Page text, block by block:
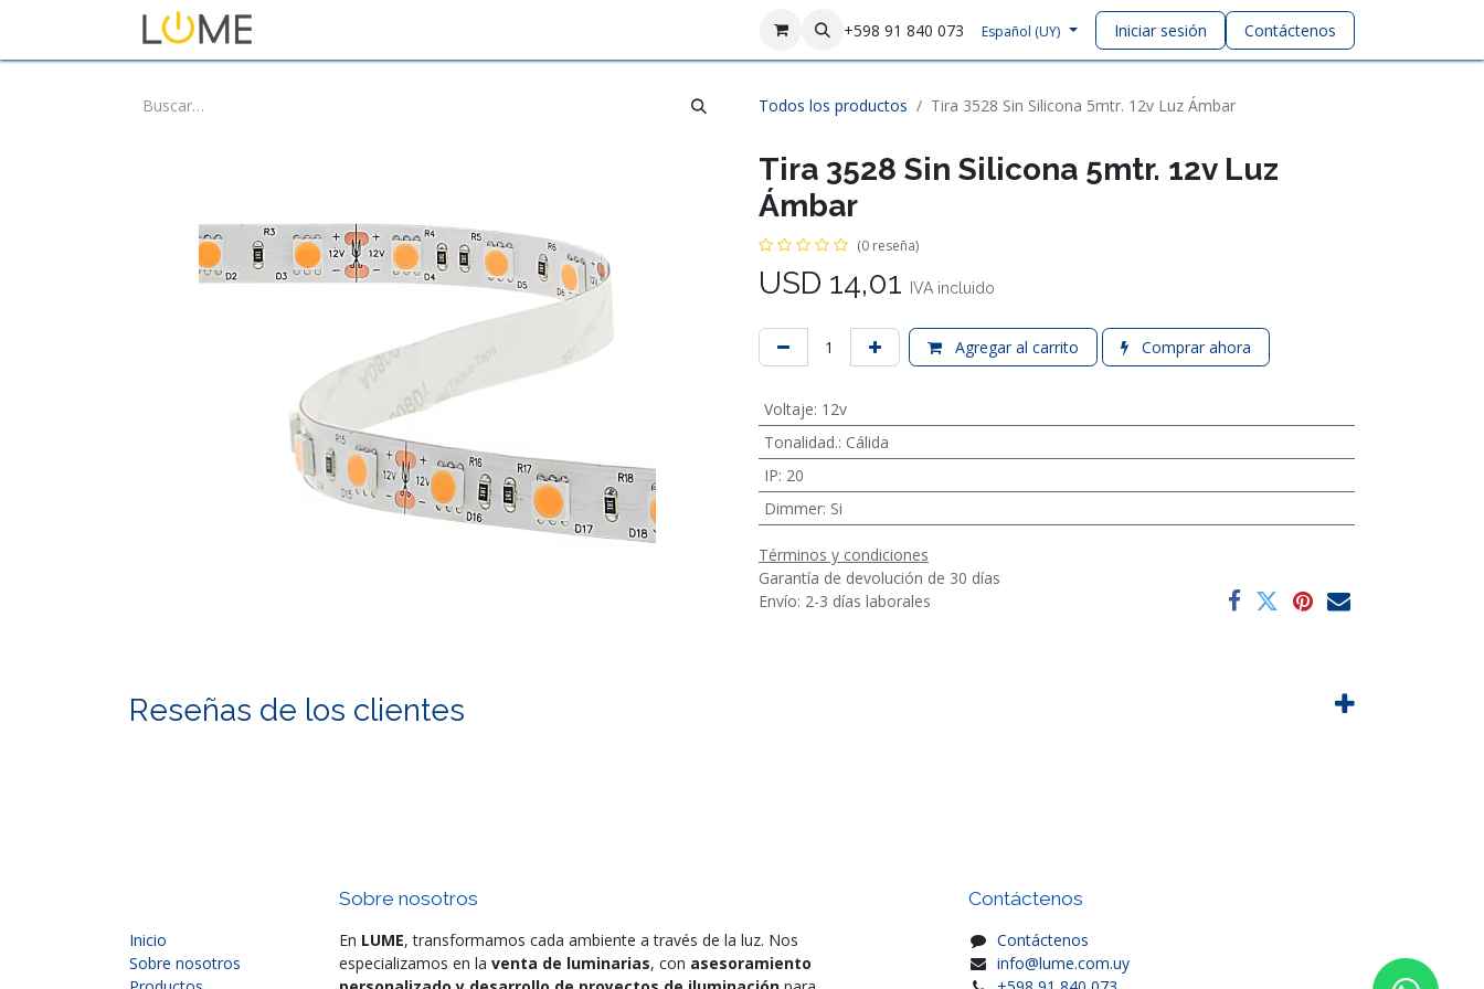
+598 91 840 073 Español (UY) Iniciar sesión Contáctenos
Todos los productos Tira 3528 Sin Silicona 5mtr. 12v Luz Ámbar
Tira 3528 Sin Silicona 5mtr. 12v Luz
Ámbar
(0 reseña)
USD 14,01 IVA incluido
Agregar al carrito Comprar ahora
Voltaje: 12v
Tonalidad.: Cálida
IP: 20
Dimmer: Si
Términos y condiciones
Garantía de devolución de 30 días
Envío: 2-3 días laborales
Reseñas de los clientes
Inicio
Sobre nosotros
Sobre nosotros
En LUME, transformamos cada ambiente a través de la luz. Nos
especializamos en la venta de luminarias, con asesoramiento
Contáctenos
Contáctenos
info@lume.com.uy